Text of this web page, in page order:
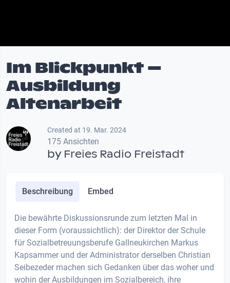
Im Blickpunkt –
Ausbildung
Altenarbeit
Created at 19. Mar. 2024
175 Ansichten
by Freies Radio Freistadt
Beschreibung Embed
Die bewährte Diskussionsrunde zum letzten Mal in
dieser Form (voraussichtlich): der Direktor der Schule
für Sozialbetreuungsberufe Gallneukirchen Markus
Kapsammer und der Administrator derselben Christian
Seibezeder machen sich Gedanken über das woher und
wohin der Ausbildungen im Sozialbereich, ihre